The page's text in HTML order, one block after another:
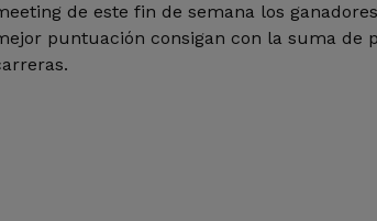
de este fin de semana los
puntuación consigan con la suma de